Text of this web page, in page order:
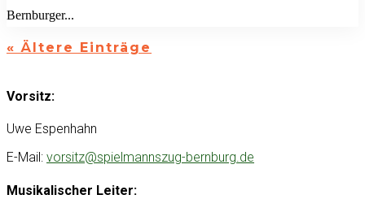
Bernburger...
« Ältere Einträge
Vorsitz:
Uwe Espenhahn
E-Mail: vorsitz@spielmannszug-bernburg.de
Musikalischer Leiter: